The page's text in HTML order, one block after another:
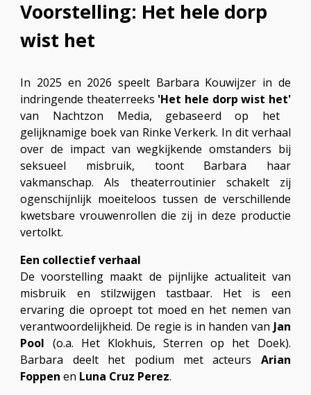
Voorstelling: Het hele dorp
wist het
In 2025 en 2026 speelt Barbara Kouwijzer in de
indringende theaterreeks 'Het hele dorp wist het'
van Nachtzon Media, gebaseerd op het
gelijknamige boek van Rinke Verkerk. In dit verhaal
over de impact van wegkijkende omstanders bij
seksueel misbruik, toont Barbara haar
vakmanschap. Als theaterroutinier schakelt zij
ogenschijnlijk moeiteloos tussen de verschillende
kwetsbare vrouwenrollen die zij in deze productie
vertolkt.
Een collectief verhaal
De voorstelling maakt de pijnlijke actualiteit van
misbruik en stilzwijgen tastbaar. Het is een
ervaring die oproept tot moed en het nemen van
verantwoordelijkheid. De regie is in handen van Jan
Pool (o.a. Het Klokhuis, Sterren op het Doek).
Barbara deelt het podium met acteurs Arian
Foppen en Luna Cruz Perez.